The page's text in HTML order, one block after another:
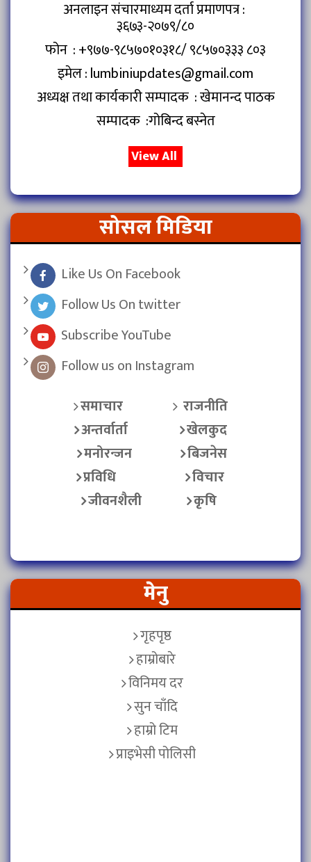
अनलाइन संचारमाध्यम दर्ता प्रमाणपत्र :
३६७३-२०७९/८०
फोन : +९७७-९८५७०१०३१८/ ९८५७०३३३ ८०३
इमेल : lumbiniupdates@gmail.com
अध्यक्ष तथा कार्यकारी सम्पादक : खेमानन्द पाठक
सम्पादक :गोबिन्द बस्नेत
View All
सोसल मिडिया
Like Us On Facebook
Follow Us On twitter
Subscribe YouTube
Follow us on Instagram
समाचार
राजनीति
अन्तर्वार्ता
खेलकुद
मनोरन्जन
बिजनेस
प्रविधि
विचार
जीवनशैली
कृषि
मेनु
गृहपृष्ठ
हाम्रोबारे
विनिमय दर
सुन चाँदि
हाम्रो टिम
प्राइभेसी पोलिसी